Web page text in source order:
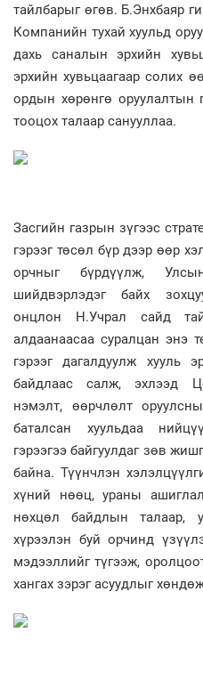
тайлбарыг өгөв. Б.Энхбаяр
Компанийн тухай хуульд
дахь саналын эрхийн
эрхийн хувьцаагаар солих
ордын хөрөнгө оруулалтын
тооцох талаар санууллаа.
Засгийн газрын зүгээс
гэрээг төсөл бүр дээр өөр
орчныг бүрдүүлж,
шийдвэрлэдэг байх
онцлон Н.Учрал сайд
алдаанаасаа суралцан энэ
гэрээг дагалдуулж хууль
байдлаас салж, эхлээд
нэмэлт, өөрчлөлт
баталсан хуульдаа
гэрээгээ байгуулдаг зөв
байна. Түүнчлэн
хүний нөөц, ураны
нөхцөл байдлын талаар,
хүрээлэн буй орчинд
мэдээллийг түгээж,
хангах зэрэг асуудлыг